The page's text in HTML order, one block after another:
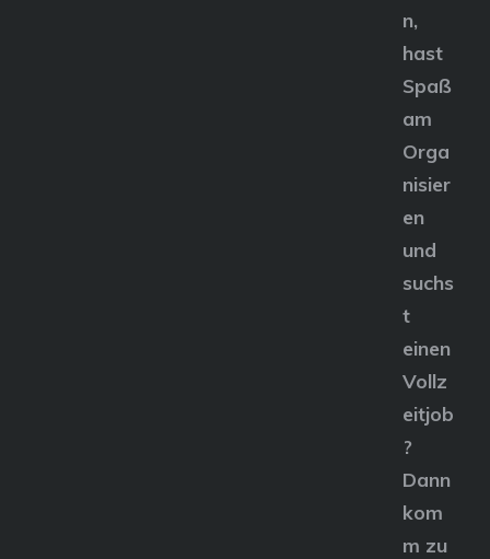
n,
hast
Spaß
am
Orga
nisier
en
und
suchs
t
einen
Vollz
eitjob
?
Dann
kom
m zu